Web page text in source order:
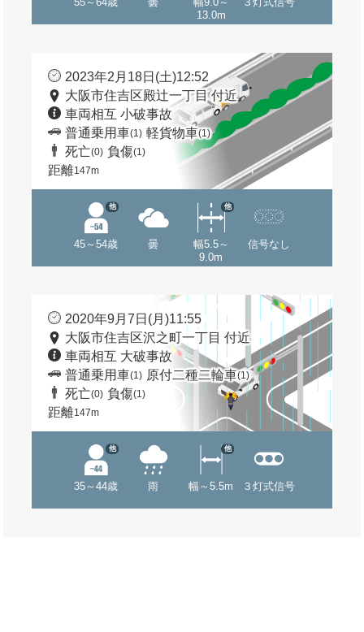
13.0m
2023年2月18日(土)12:52
大阪市住吉区殿辻一丁目 付近
車両相互 小破事故
普通乗用車(1) 軽貨物車(1)
死亡(0) 負傷(1)
距離147m
45～54歳
他
曇
幅5.5～
9.0m
他
信号なし
2020年9月7日(月)11:55
大阪市住吉区沢之町一丁目 付近
車両相互 大破事故
普通乗用車(1) 原付二種二輪車(1)
死亡(0) 負傷(1)
距離147m
35～44歳
他
雨 幅～5.5m
他
３灯式信号